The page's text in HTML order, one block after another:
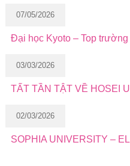
07/05/2026
Đại học Kyoto – Top
03/03/2026
TẤT TẦN TẬT VỀ HOSEI
02/03/2026
SOPHIA UNIVERSITY –